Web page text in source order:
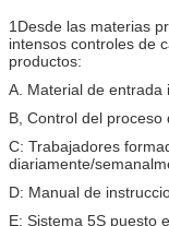
1Desde las materias
intensos controles de
productos:
A. Material de entrada
B, Control del proceso
C: Trabajadores
diariamente/
D: Manual de
E: Sistema 5S puesto